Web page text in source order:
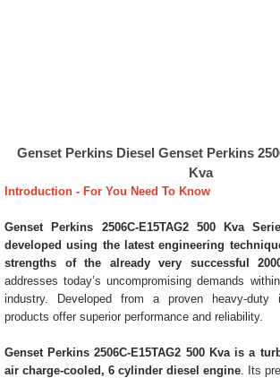
Genset Perkins Diesel Genset Perkins
Kva
Introduction - For You Need To Know
Genset Perkins 2506C-E15TAG2 500 Kva
developed using the latest engineering
strengths of the already very successful
addresses today’s uncompromising demands
industry. Developed from a proven heavy-duty
products offer superior performance and reliability.
Genset Perkins 2506C-E15TAG2 500 Kva is a
air charge-cooled, 6 cylinder diesel engine. Its